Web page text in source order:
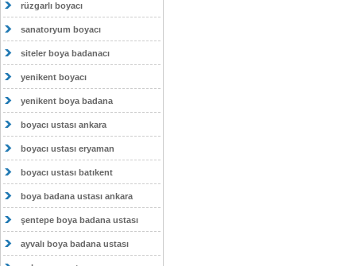
rüzgarlı boyacı
sanatoryum boyacı
siteler boya badanacı
yenikent boyacı
yenikent boya badana
boyacı ustası ankara
boyacı ustası eryaman
boyacı ustası batıkent
boya badana ustası ankara
şentepe boya badana ustası
ayvalı boya badana ustası